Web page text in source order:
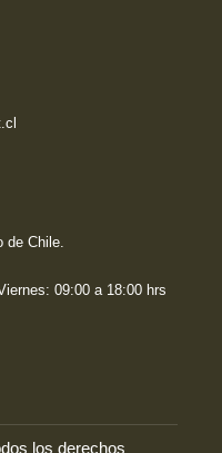
de Chile.
09:00 a 18:00 hrs
los derechos